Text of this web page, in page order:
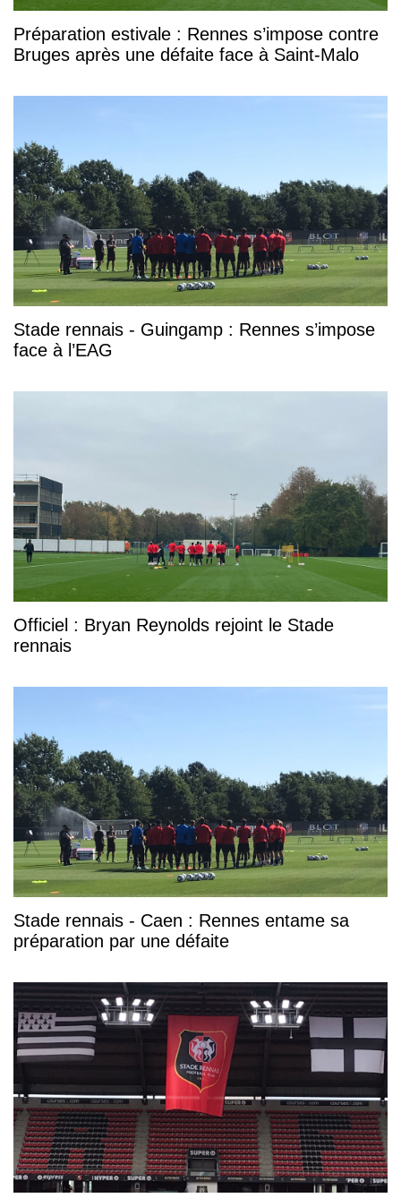
Préparation estivale : Rennes s’impose contre
Bruges après une défaite face à Saint-Malo
Stade rennais - Guingamp : Rennes s’impose
face à l’EAG
Officiel : Bryan Reynolds rejoint le Stade
rennais
Stade rennais - Caen : Rennes entame sa
préparation par une défaite